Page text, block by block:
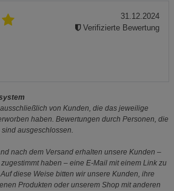
31.12.2024
Verifizierte Bewertung
von Kunden, die das jeweilige
haben. Bewertungen durch Personen, die
ausgeschlossen.
nach dem Versand erhalten unsere Kunden –
haben – eine E-Mail mit einem Link zu
diese Weise bitten wir unsere Kunden, ihre
Produkten oder unserem Shop mit anderen